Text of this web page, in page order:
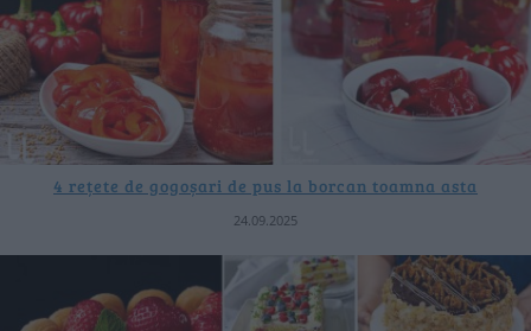
4 rețete de gogoșari de pus la borcan toamna asta
24.09.2025